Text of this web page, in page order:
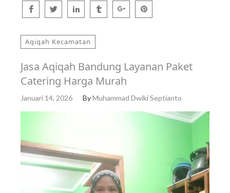
Aqiqah Kecamatan
Jasa Aqiqah Bandung Layanan Paket
Catering Harga Murah
Januari 14, 2026 ByMuhammad Dwiki Septianto